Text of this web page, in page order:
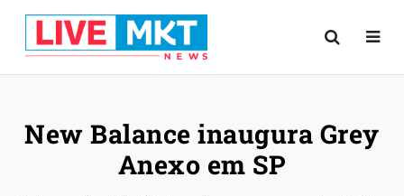
New Balance inaugura Grey
Anexo em SP